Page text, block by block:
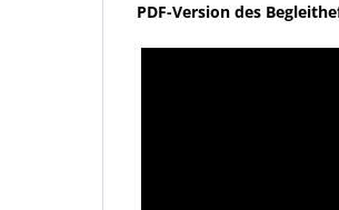
PDF-Version des